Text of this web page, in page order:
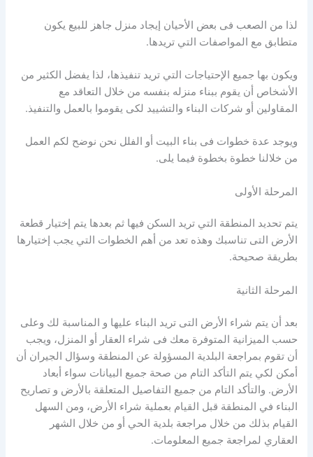
لذا من الصعب فى بعض الأحيان إيجاد منزل جاهز للبيع يكون
متطابق مع المواصفات التي تريدها.
ويكون بها جميع الإحتياجات التي تريد تنفيذها، لذا يفضل الكثير من
الأشخاص أن يقوم ببناء منزله بنفسه من خلال التعاقد مع
المقاولين أو شركات البناء والتشييد لكى يقوموا بالعمل والتنفيذ.
ويوجد عدة خطوات فى بناء البيت أو الفلل نحن نوضح لكم العمل
من خلالنا خطوة بخطوة فيما يلى.
المرحلة الأولى
يتم تحديد المنطقة التي تريد السكن فيها ثم بعدها يتم إختيار قطعة
الأرض التى تناسبك وهذه تعد من أهم الخطوات التي يجب إختيارها
بطريقة صحيحة.
المرحلة الثانية
بعد أن يتم شراء الأرض التى تريد البناء عليها و المناسبة لك وعلى
حسب الميزانية المتوفرة معك فى شراء العقار أو المنزل، ويجب
أن تقوم بمراجعة البلدية المسؤولة عن المنطقة وسؤال الجيران أن
أمكن لكي يتم التأكد التام من صحة جميع البيانات سواء أبعاد
الأرض. والتأكد التام من جميع التفاصيل المتعلقة بالأرض و تصاريح
البناء في المنطقة قبل القيام بعملية شراء الأرض، ومن السهل
القيام بذلك من خلال مراجعة بلدية الحي أو من خلال الشهر
العقاري لمراجعة جميع المعلومات.